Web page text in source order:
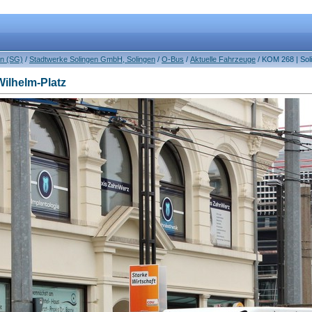
(SG) / Stadtwerke Solingen GmbH, Solingen / O-Bus / Aktuelle Fahrzeuge / KOM 268 |
Platz